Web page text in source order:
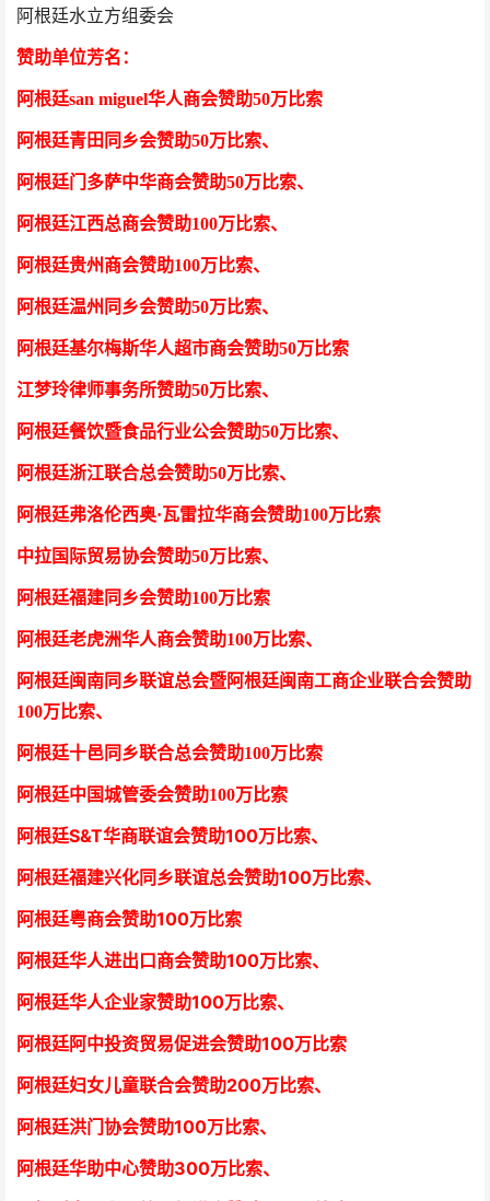
阿根廷水立方组委会
赞助单位芳名：
阿根廷san miguel华人商会赞助50万比索
阿根廷青田同乡会赞助50万比索、
阿根廷门多萨中华商会赞助50万比索、
阿根廷江西总商会赞助100万比索、
阿根廷贵州商会赞助100万比索、
阿根廷温州同乡会赞助50万比索、
阿根廷基尔梅斯华人超市商会赞助50万比索
江梦玲律师事务所赞助50万比索、
阿根廷餐饮暨食品行业公会赞助50万比索、
阿根廷浙江联合总会赞助50万比索、
阿根廷弗洛伦西奥·瓦雷拉华商会赞助100万比索
中拉国际贸易协会赞助50万比索、
阿根廷福建同乡会赞助100万比索
阿根廷老虎洲华人商会赞助100万比索、
阿根廷闽南同乡联谊总会暨阿根廷闽南工商企业联合会赞助
100万比索、
阿根廷十邑同乡联合总会赞助100万比索
阿根廷中国城管委会赞助100万比索
阿根廷S&T华商联谊会赞助100万比索、
阿根廷福建兴化同乡联谊总会赞助100万比索、
阿根廷粤商会赞助100万比索
阿根廷华人进出口商会赞助100万比索、
阿根廷华人企业家赞助100万比索、
阿根廷阿中投资贸易促进会赞助100万比索
阿根廷妇女儿童联合会赞助200万比索、
阿根廷洪门协会赞助100万比索、
阿根廷华助中心赞助300万比索、